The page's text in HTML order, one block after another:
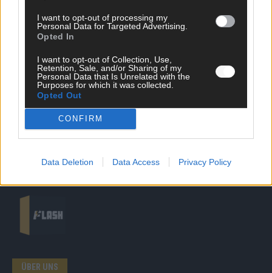
I want to opt-out of processing my
Personal Data for Targeted Advertising.
Opted In
I want to opt-out of Collection, Use,
Retention, Sale, and/or Sharing of my
Personal Data that Is Unrelated with the
Purposes for which it was collected.
Opted Out
CONFIRM
Data Deletion Data Access Privacy Policy
SCHNELL ZUM RESSORT
Nachrichten
Wirtschaft
Ratgeber
Wissen
Streams & Storys
Eurovision
FLASH – DAS VIDEOPORTAL
ÜBER UNS